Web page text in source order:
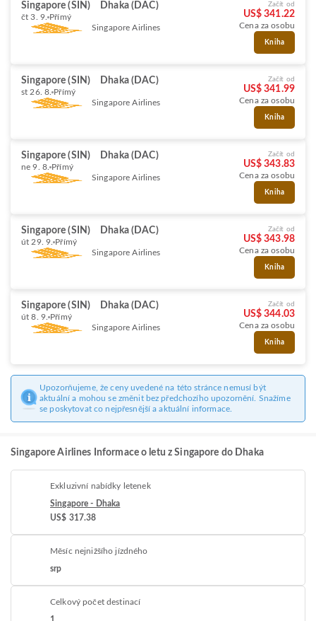
Singapore (SIN) Dhaka (DAC)
čt 3. 9. Přímý
Singapore Airlines
Začít od
US$ 341.22
Cena za osobu
Kniha
Singapore (SIN) Dhaka (DAC)
st 26. 8. Přímý
Singapore Airlines
Začít od
US$ 341.99
Cena za osobu
Kniha
Singapore (SIN) Dhaka (DAC)
ne 9. 8. Přímý
Singapore Airlines
Začít od
US$ 343.83
Cena za osobu
Kniha
Singapore (SIN) Dhaka (DAC)
út 29. 9. Přímý
Singapore Airlines
Začít od
US$ 343.98
Cena za osobu
Kniha
Singapore (SIN) Dhaka (DAC)
út 8. 9. Přímý
Singapore Airlines
Začít od
US$ 344.03
Cena za osobu
Kniha
Upozorňujeme, že ceny uvedené na této stránce nemusí být
aktuální a mohou se změnit bez předchozího upozornění. Snažíme
se poskytovat co nejpřesnější a aktuální informace.
Singapore Airlines Informace o letu z Singapore do Dhaka
Exkluzivní nabídky letenek
Singapore - Dhaka
US$ 317.38
Měsíc nejnižšího jízdného
srp
Celkový počet destinací